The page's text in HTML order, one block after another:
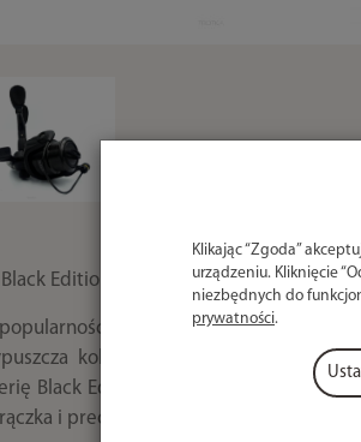
Edition 3500X
techniki feederowej w
kolejny kołowrotek, który
Black Edition zadbano o każdy
i precyzyjny hamulec.
Klikając “Zgoda”
urządzeniu. Kliknięcie
niezbędnych do
prywatności.